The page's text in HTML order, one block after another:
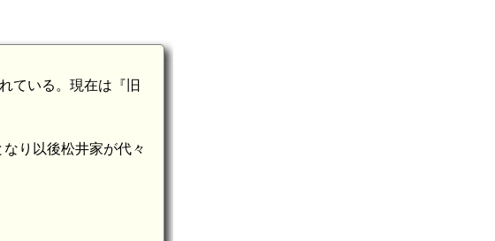
ている。現在は『旧
り以後松井家が代々